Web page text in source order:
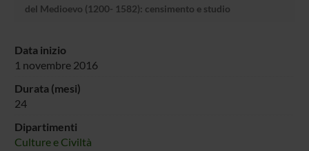
del Medioevo (1200- 1582): censimento e studio
Data inizio
1 novembre 2016
Durata (mesi)
24
Dipartimenti
Culture e Civiltà